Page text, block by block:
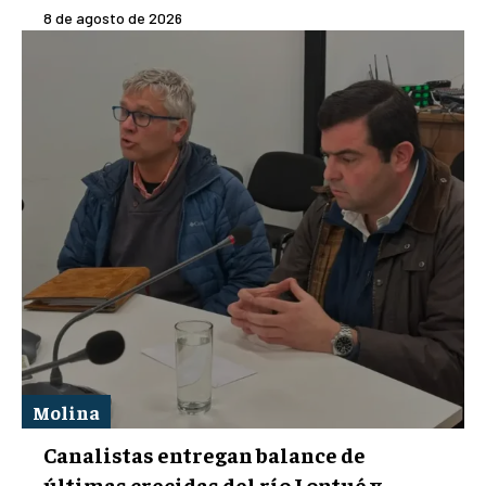
8 de agosto de 2026
Molina
Canalistas entregan balance de